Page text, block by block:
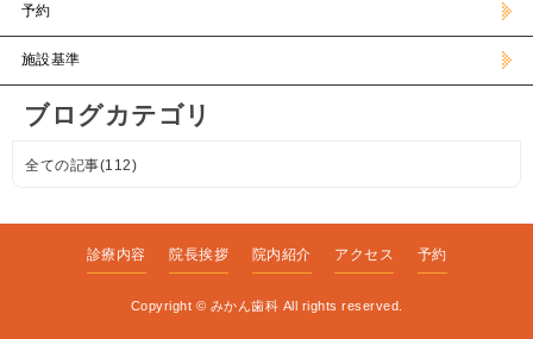
予約
施設基準
ブログカテゴリ
全ての記事(112)
診療内容 院長挨拶 院内紹介 アクセス 予約
Copyright © みかん歯科 All rights reserved.